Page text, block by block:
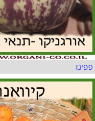
פפינו